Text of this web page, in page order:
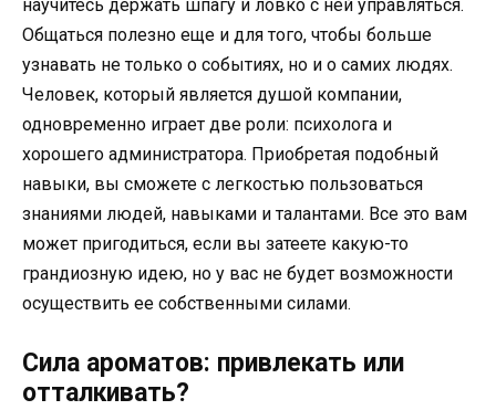
научитесь держать шпагу и ловко с ней управляться.
Общаться полезно еще и для того, чтобы больше
узнавать не только о событиях, но и о самих людях.
Человек, который является душой компании,
одновременно играет две роли: психолога и
хорошего администратора. Приобретая подобный
навыки, вы сможете с легкостью пользоваться
знаниями людей, навыками и талантами. Все это вам
может пригодиться, если вы затеете какую-то
грандиозную идею, но у вас не будет возможности
осуществить ее собственными силами.
Сила ароматов: привлекать или
отталкивать?